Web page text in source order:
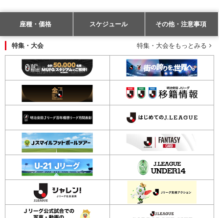
座種・価格 スケジュール その他・注意事項
特集・大会 特集・大会をもっとみる